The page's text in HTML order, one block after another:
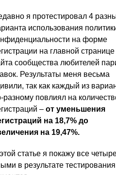
я протестировал 4
использования
на форме
на главной странице
сообщества любителей
Результаты меня весьма
так как каждый из
разному повлиял на
– от уменьшения
на 18,7% до
на 19,47%.
статье я покажу все
в результате